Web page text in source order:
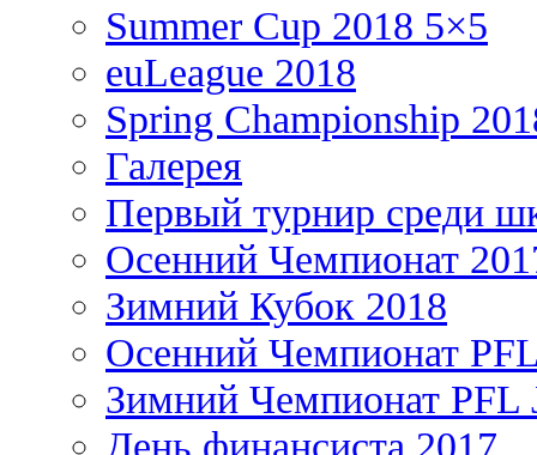
Summer Cup 2018 5×5
euLeague 2018
Spring Championship
Галерея
Первый турнир среди
Осенний Чемпионат
Зимний Кубок 2018
Осенний Чемпионат
Зимний Чемпионат PFL
День финансиста 2017